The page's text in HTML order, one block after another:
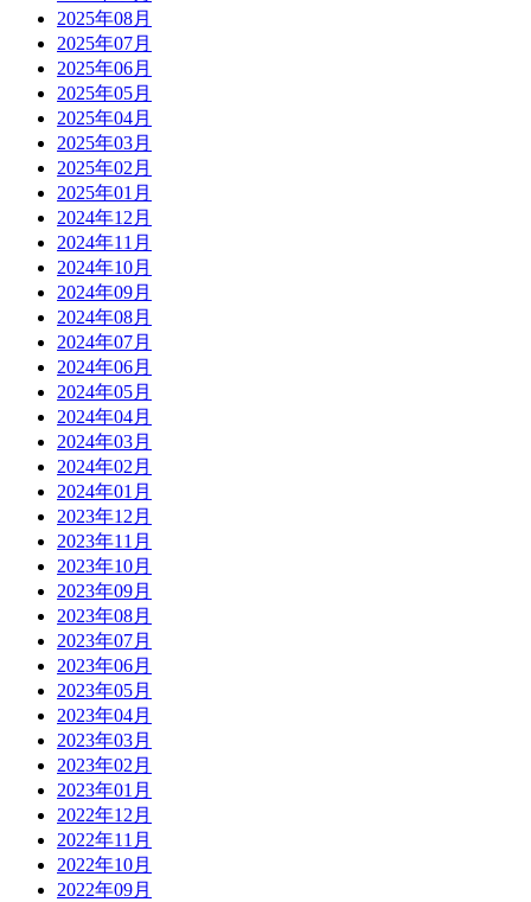
2025年08月
2025年07月
2025年06月
2025年05月
2025年04月
2025年03月
2025年02月
2025年01月
2024年12月
2024年11月
2024年10月
2024年09月
2024年08月
2024年07月
2024年06月
2024年05月
2024年04月
2024年03月
2024年02月
2024年01月
2023年12月
2023年11月
2023年10月
2023年09月
2023年08月
2023年07月
2023年06月
2023年05月
2023年04月
2023年03月
2023年02月
2023年01月
2022年12月
2022年11月
2022年10月
2022年09月